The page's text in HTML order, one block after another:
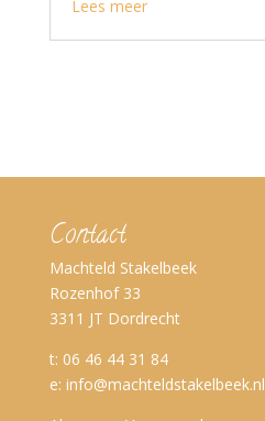
Lees meer
Contact
Machteld Stakelbeek
Rozenhof 33
3311 JT Dordrecht
t: 06 46 44 31 84
e: info@machteldstakelbeek.nl